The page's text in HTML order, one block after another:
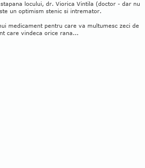
locului, dr. Viorica Vintila (doctor - dar nu
un optimism stenic si intremator.
medicament pentru care va multumesc zeci de
care vindeca orice rana...